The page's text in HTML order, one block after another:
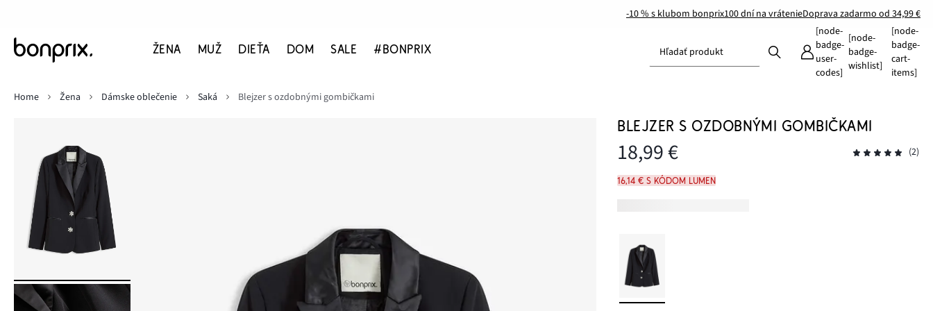
-10 % s klubom bonprix100 dní na vrátenieDoprava zadarmo od 34,99 €
ŽENA MUŽ DIEŤA DOM SALE #BONPRIX Hľadať produkt
[node-
badge-
user-
codes]
[node-
badge-
wishlist]
[node-
badge-
cart-
items]
Home
Žena Dámske oblečenie Saká Blejzer s ozdobnými gombičkami
BLEJZER S OZDOBNÝMI GOMBIČKAMI
18,99 € (2)
16,14 € s kódom LUMEN